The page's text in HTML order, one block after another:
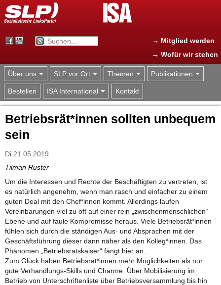
Jump to navigation
→ Mitglied werden
→ Wofür wir stehen
Über uns SLP vor Ort Themen Publikationen
Bestellen ISA International Kontakt
Betriebsrät*innen sollten unbequem
sein
Di 21.05.2019
Tilman Ruster
Um die Interessen und Rechte der Beschäftigten zu vertreten, ist
es natürlich angenehm, wenn man rasch und einfacher zu einem
guten Deal mit den Chef*innen kommt. Allerdings laufen
Vereinbarungen viel zu oft auf einer rein „zwischenmenschlichen“
Ebene und auf faule Kompromisse heraus. Viele Betriebsrät*innen
fühlen sich durch die ständigen Aus- und Absprachen mit der
Geschäftsführung dieser dann näher als den Kolleg*innen. Das
Phänomen „Betriebsratskaiser“ fängt hier an...
Zum Glück haben Betriebsrät*innen mehr Möglichkeiten als nur
gute Verhandlungs-Skills und Charme. Über Mobilisierung im
Betrieb von Unterschriftenliste über Betriebsversammlung bis hin